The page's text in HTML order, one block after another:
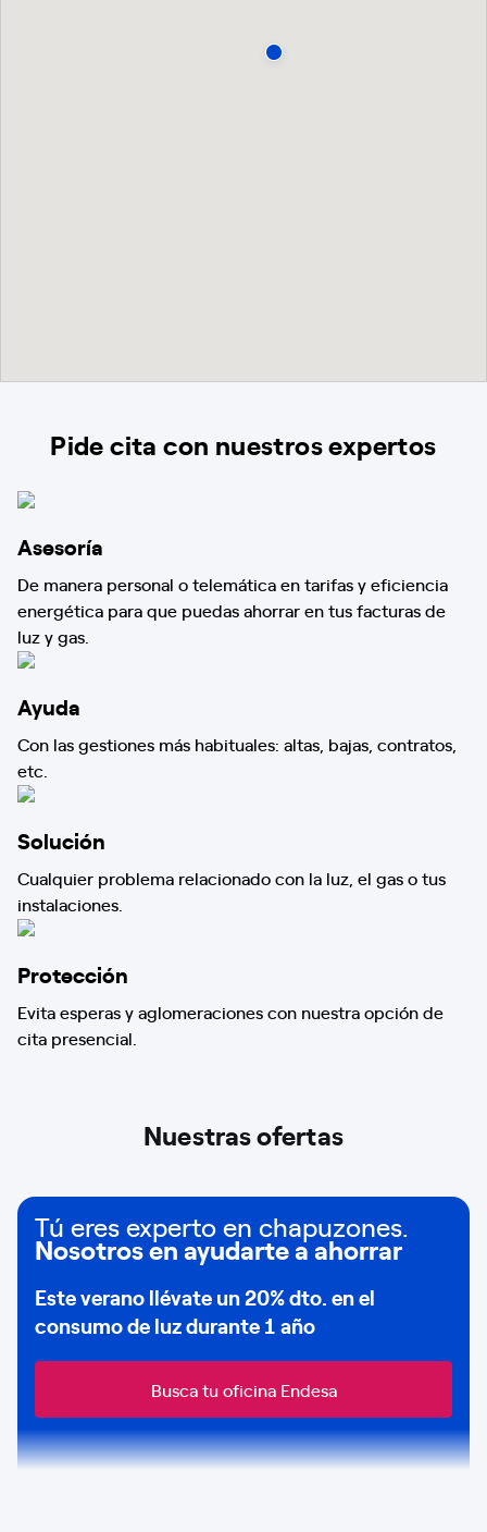
Pide cita con nuestros expertos
Asesoría
De manera personal o telemática en tarifas y eficiencia
energética para que puedas ahorrar en tus facturas de
luz y gas.
Ayuda
Con las gestiones más habituales: altas, bajas, contratos,
etc.
Solución
Cualquier problema relacionado con la luz, el gas o tus
instalaciones.
Protección
Evita esperas y aglomeraciones con nuestra opción de
cita presencial.
Nuestras ofertas
Tú eres experto en chapuzones.
Nosotros en ayudarte a ahorrar
Este verano llévate un20% dto. en el
consumo deluz durante 1 año
Busca tu oficina Endesa